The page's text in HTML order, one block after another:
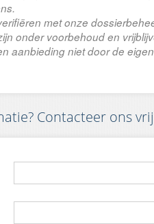
met onze
onder voorbehoud en
aanbieding niet door de
Contacteer ons